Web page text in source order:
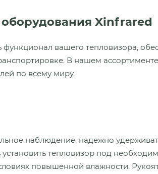
Xinfrared
вашего тепловизора,
В нашем
по всему миру.
наблюдение, надежно
тепловизор под
повышенной влажности.